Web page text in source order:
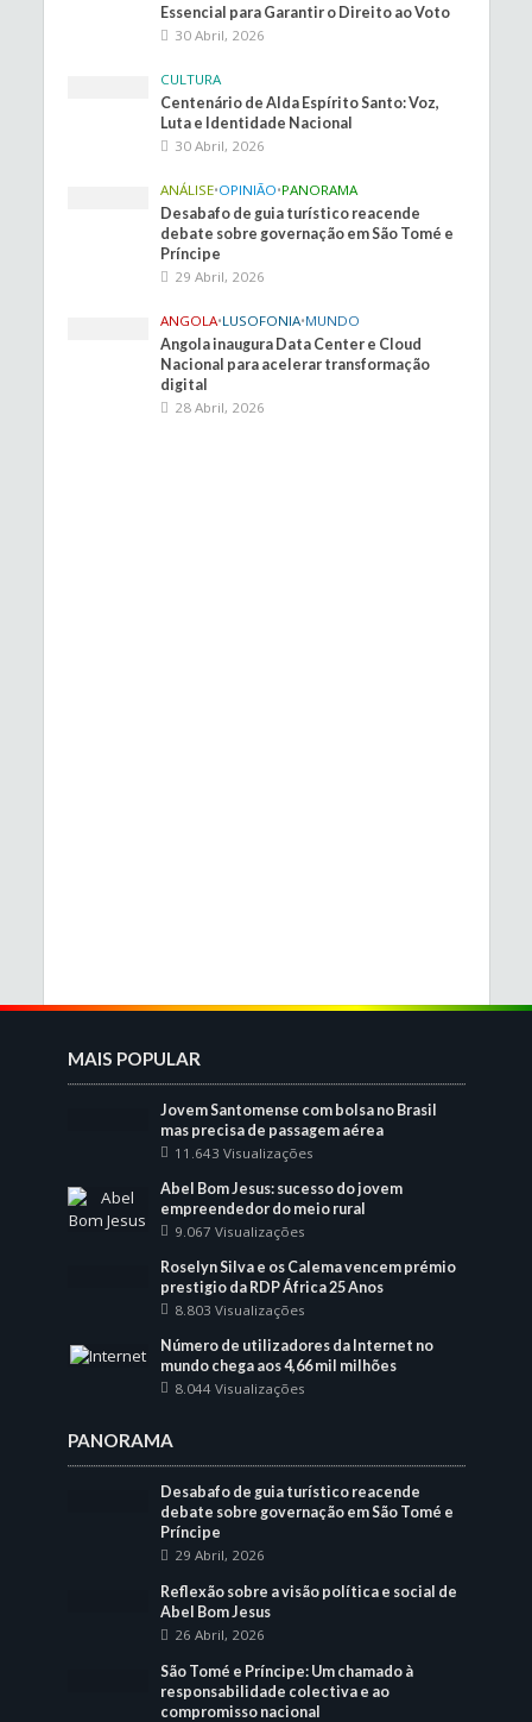
Essencial para Garantir o Direito ao Voto
30 Abril, 2026
CULTURA
Centenário de Alda Espírito Santo: Voz,
Luta e Identidade Nacional
30 Abril, 2026
ANÁLISE•OPINIÃO•PANORAMA
Desabafo de guia turístico reacende
debate sobre governação em São Tomé e
Príncipe
29 Abril, 2026
ANGOLA•LUSOFONIA•MUNDO
Angola inaugura Data Center e Cloud
Nacional para acelerar transformação
digital
28 Abril, 2026
MAIS POPULAR
Jovem Santomense com bolsa no Brasil
mas precisa de passagem aérea
11.643 Visualizações
Abel Bom Jesus: sucesso do jovem
empreendedor do meio rural
9.067 Visualizações
Roselyn Silva e os Calema vencem prémio
prestigio da RDP África 25 Anos
8.803 Visualizações
Número de utilizadores da Internet no
mundo chega aos 4,66 mil milhões
8.044 Visualizações
PANORAMA
Desabafo de guia turístico reacende
debate sobre governação em São Tomé e
Príncipe
29 Abril, 2026
Reflexão sobre a visão política e social de
Abel Bom Jesus
26 Abril, 2026
São Tomé e Príncipe: Um chamado à
responsabilidade colectiva e ao
compromisso nacional